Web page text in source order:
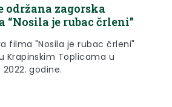
održana zagorska
“Nosila je rubac črleni”
filma "Nosila je rubac črleni"
Krapinskim Toplicama u
godine.